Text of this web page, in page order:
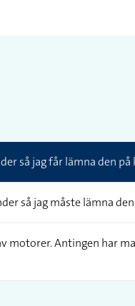
så jag får lämna den
så jag måste lämna
motorer. Antingen har